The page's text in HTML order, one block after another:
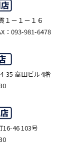
１－１－１６
：093-981-6478
35 高田ビル4階
16-46 103号